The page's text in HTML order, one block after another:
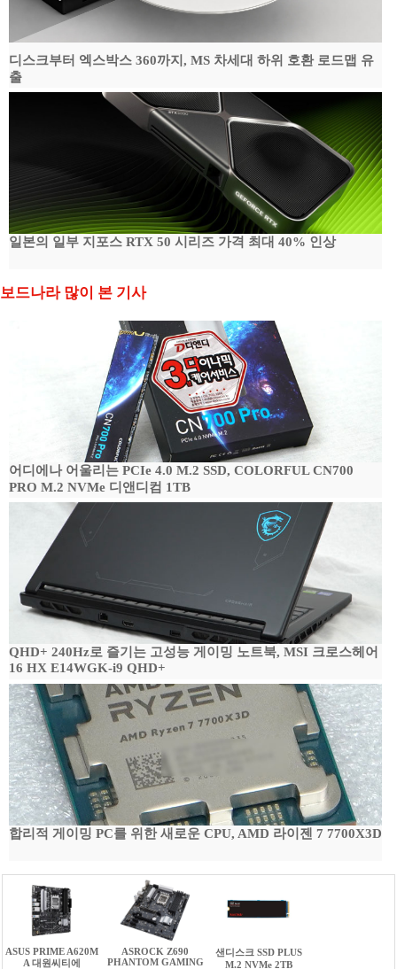
디스크부터 엑스박스 360까지, MS 차세대 하위 호환 로드맵 유
출
일본의 일부 지포스 RTX 50 시리즈 가격 최대 40% 인상
보드나라 많이 본 기사
어디에나 어울리는 PCIe 4.0 M.2 SSD, COLORFUL CN700
PRO M.2 NVMe 디앤디컴 1TB
QHD+ 240Hz로 즐기는 고성능 게이밍 노트북, MSI 크로스헤어
16 HX E14WGK-i9 QHD+
합리적 게이밍 PC를 위한 새로운 CPU, AMD 라이젠 7 7700X3D